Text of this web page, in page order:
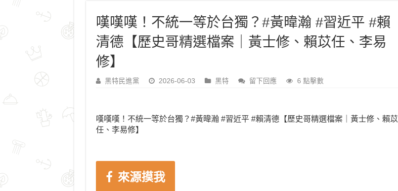
嘆嘆嘆！不統一等於台獨？#黃暐瀚 #習近平 #賴
清德【歷史哥精選檔案｜黃士修、賴苡任、李易
修】
黑特民進黨 2026-06-03 黑特 留下回應 6 點擊數
嘆嘆嘆！不統一等於台獨？#黃暐瀚 #習近平 #賴清德【歷史哥精選檔案｜黃士修、賴苡
任、李易修】
來源摸我